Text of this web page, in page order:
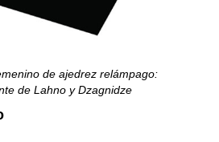
de ajedrez relámpago:
de Lahno y Dzagnidze